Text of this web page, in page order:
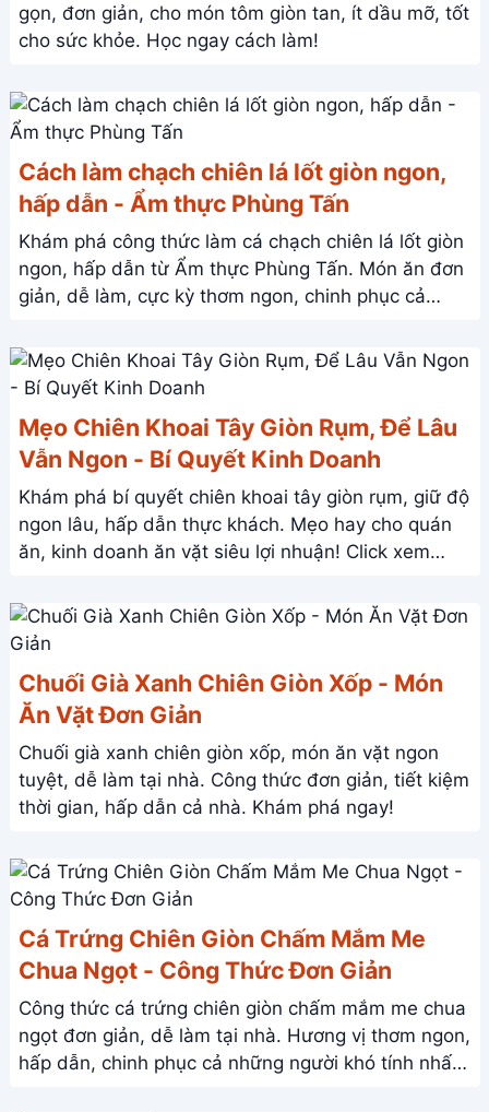
gọn, đơn giản, cho món tôm giòn tan, ít dầu mỡ, tốt
cho sức khỏe. Học ngay cách làm!
Cách làm chạch chiên lá lốt giòn ngon,
hấp dẫn - Ẩm thực Phùng Tấn
Khám phá công thức làm cá chạch chiên lá lốt giòn
ngon, hấp dẫn từ Ẩm thực Phùng Tấn. Món ăn đơn
giản, dễ làm, cực kỳ thơm ngon, chinh phục cả
Mẹo Chiên Khoai Tây Giòn Rụm, Để Lâu
Vẫn Ngon - Bí Quyết Kinh Doanh
Khám phá bí quyết chiên khoai tây giòn rụm, giữ độ
ngon lâu, hấp dẫn thực khách. Mẹo hay cho quán
ăn, kinh doanh ăn vặt siêu lợi nhuận! Click xem
Chuối Già Xanh Chiên Giòn Xốp - Món
Ăn Vặt Đơn Giản
Chuối già xanh chiên giòn xốp, món ăn vặt ngon
tuyệt, dễ làm tại nhà. Công thức đơn giản, tiết kiệm
thời gian, hấp dẫn cả nhà. Khám phá ngay!
Cá Trứng Chiên Giòn Chấm Mắm Me
Chua Ngọt - Công Thức Đơn Giản
Công thức cá trứng chiên giòn chấm mắm me chua
ngọt đơn giản, dễ làm tại nhà. Hương vị thơm ngon,
hấp dẫn, chinh phục cả những người khó tính nhất!